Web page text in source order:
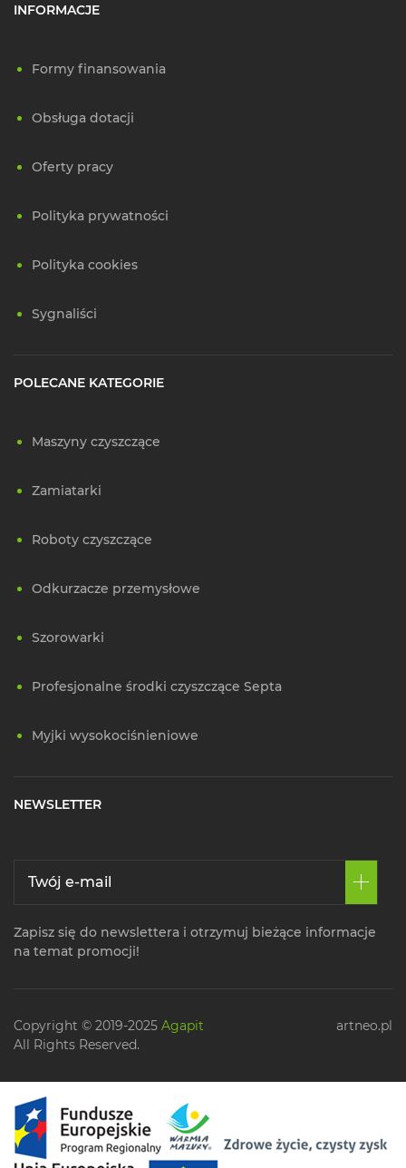
INFORMACJE
Formy finansowania
Obsługa dotacji
Oferty pracy
Polityka prywatności
Polityka cookies
Sygnaliści
POLECANE KATEGORIE
Maszyny czyszczące
Zamiatarki
Roboty czyszczące
Odkurzacze przemysłowe
Szorowarki
Profesjonalne środki czyszczące Septa
Myjki wysokociśnieniowe
NEWSLETTER
Zapisz się do newslettera i otrzymuj bieżące informacje
na temat promocji!
Copyright © 2019-2025 Agapit
All Rights Reserved.
artneo.pl